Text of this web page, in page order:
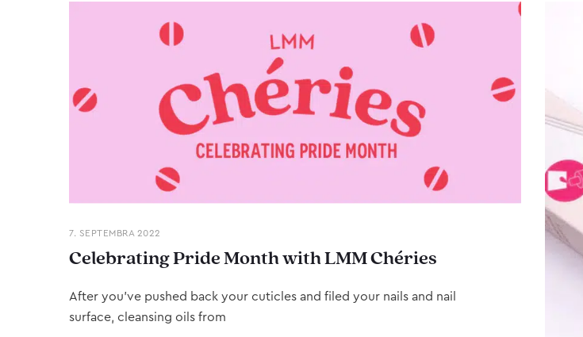
7. SEPTEMBRA 2022
Celebrating Pride Month with LMM Chéries
After you’ve pushed back your cuticles and filed your nails and nail
surface, cleansing oils from